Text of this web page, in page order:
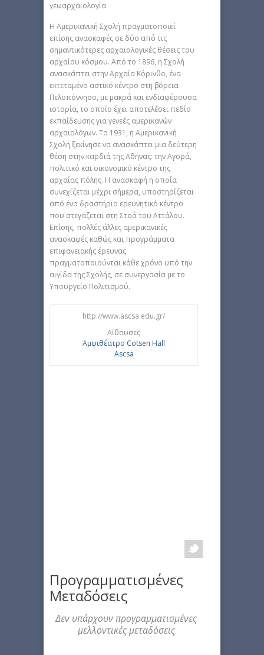
γεωαρχαιολογία.
H Αμερικανική Σχολή πραγματοποιεί
επίσης ανασκαφές σε δύο από τις
σημαντικότερες αρχαιολογικές θέσεις του
αρχαίου κόσμου. Από το 1896, η Σχολή
ανασκάπτει στην Αρχαία Κόρινθο, ένα
εκτεταμένο αστικό κέντρο στη βόρεια
Πελοπόννησο, με μακρά και ενδιαφέρουσα
ιστορία, το οποίο έχει αποτελέσει πεδίο
εκπαίδευσης για γενεές αμερικανών
αρχαιολόγων. Το 1931, η Αμερικανική
Σχολή ξεκίνησε να ανασκάπτει μια δεύτερη
θέση στην καρδιά της Αθήνας: την Αγορά,
πολιτικό και οικονομικό κέντρο της
αρχαίας πόλης. Η ανασκαφή η οποία
συνεχίζεται μέχρι σήμερα, υποστηρίζεται
από ένα δραστήριο ερευνητικό κέντρο
που στεγάζεται στη Στοά του Αττάλου.
Επίσης, πολλές άλλες αμερικανικές
ανασκαφές καθώς και προγράμματα
επιφανειακής έρευνας
πραγματοποιούνται κάθε χρόνο υπό την
αιγίδα της Σχολής, σε συνεργασία με το
Υπουργείο Πολιτισμού.
http://www.ascsa.edu.gr/
Αίθουσες
Αμφιθέατρο Cotsen Hall
Ascsa
Προγραμματισμένες
Μεταδόσεις
Δεν υπάρχουν προγραμματισμένες
μελλοντικές μεταδόσεις